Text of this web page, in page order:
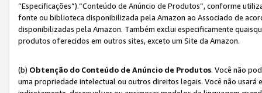
“Especificações”).“Conteúdo de Anúncio de Produtos”, conforme
fonte ou biblioteca disponibilizada pela Amazon ao Associado de
disponibilizadas pela Amazon. Também exclui especificamente
produtos oferecidos em outros sites, exceto um Site da Amazon.
(b) Obtenção do Conteúdo de Anúncio de Produtos. Você não
uma propriedade intelectual ou outros direitos legais. Você não